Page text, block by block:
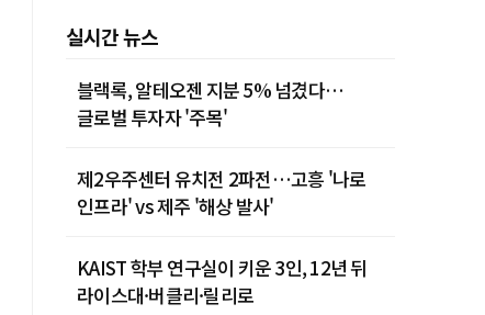
실시간 뉴스
블랙록, 알테오젠 지분 5% 넘겼다…
글로벌 투자자 '주목'
제2우주센터 유치전 2파전…고흥 '나로
인프라' vs 제주 '해상 발사'
KAIST 학부 연구실이 키운 3인, 12년 뒤
라이스대·버클리·릴리로